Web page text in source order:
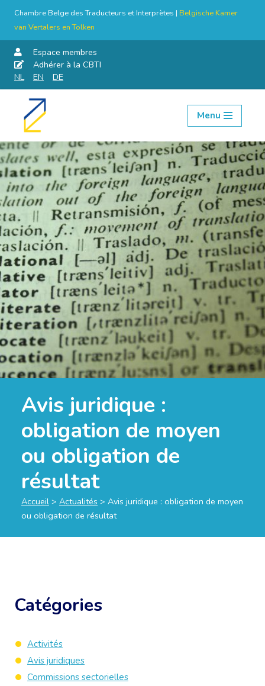
Chambre Belge des Traducteurs et Interprètes | Belgische Kamer
van Vertalers en Tolken
Espace membres
Adhérer à la CBTI
NL
EN DE
Aller
contenu
Menu
Avis juridique :
obligation de moyen
ou obligation de
résultat
Accueil > Actualités > Avis juridique : obligation de moyen
ou obligation de résultat
Catégories
Activités
Avis juridiques
Commissions sectorielles